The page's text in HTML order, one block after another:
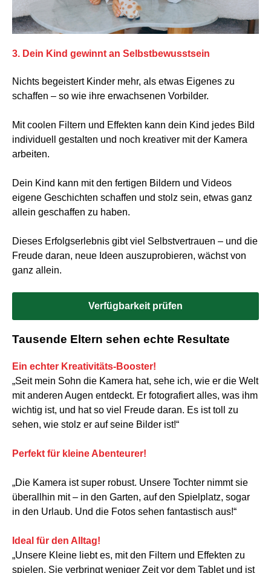
3. Dein Kind gewinnt an Selbstbewusstsein
Nichts begeistert Kinder mehr, als etwas Eigenes zu
schaffen – so wie ihre erwachsenen Vorbilder.
Mit coolen Filtern und Effekten kann dein Kind jedes Bild
individuell gestalten und noch kreativer mit der Kamera
arbeiten.
Dein Kind kann mit den fertigen Bildern und Videos
eigene Geschichten schaffen und stolz sein, etwas ganz
allein geschaffen zu haben.
Dieses Erfolgserlebnis gibt viel Selbstvertrauen – und die
Freude daran, neue Ideen auszuprobieren, wächst von
ganz allein.
Verfügbarkeit prüfen
Tausende Eltern sehen echte Resultate
Ein echter Kreativitäts-Booster!
„Seit mein Sohn die Kamera hat, sehe ich, wie er die Welt
mit anderen Augen entdeckt. Er fotografiert alles, was ihm
wichtig ist, und hat so viel Freude daran. Es ist toll zu
sehen, wie stolz er auf seine Bilder ist!“
Perfekt für kleine Abenteurer!
„Die Kamera ist super robust. Unsere Tochter nimmt sie
überallhin mit – in den Garten, auf den Spielplatz, sogar
in den Urlaub. Und die Fotos sehen fantastisch aus!“
Ideal für den Alltag!
„Unsere Kleine liebt es, mit den Filtern und Effekten zu
spielen. Sie verbringt weniger Zeit vor dem Tablet und ist